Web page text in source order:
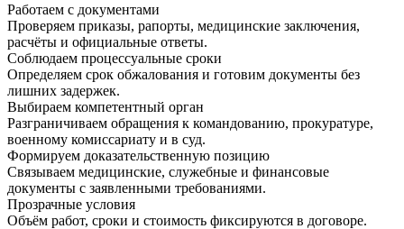
Работаем с документами
Проверяем приказы, рапорты, медицинские заключения,
расчёты и официальные ответы.
Соблюдаем процессуальные сроки
Определяем срок обжалования и готовим документы без
лишних задержек.
Выбираем компетентный орган
Разграничиваем обращения к командованию, прокуратуре,
военному комиссариату и в суд.
Формируем доказательственную позицию
Связываем медицинские, служебные и финансовые
документы с заявленными требованиями.
Прозрачные условия
Объём работ, сроки и стоимость фиксируются в договоре.